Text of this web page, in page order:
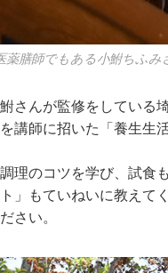
薬膳師でもある小鮒ちふみ
さんが監修をしている
講師に招いた「養生生
理のコツを学び、試食
」もていねいに教えて
さい。